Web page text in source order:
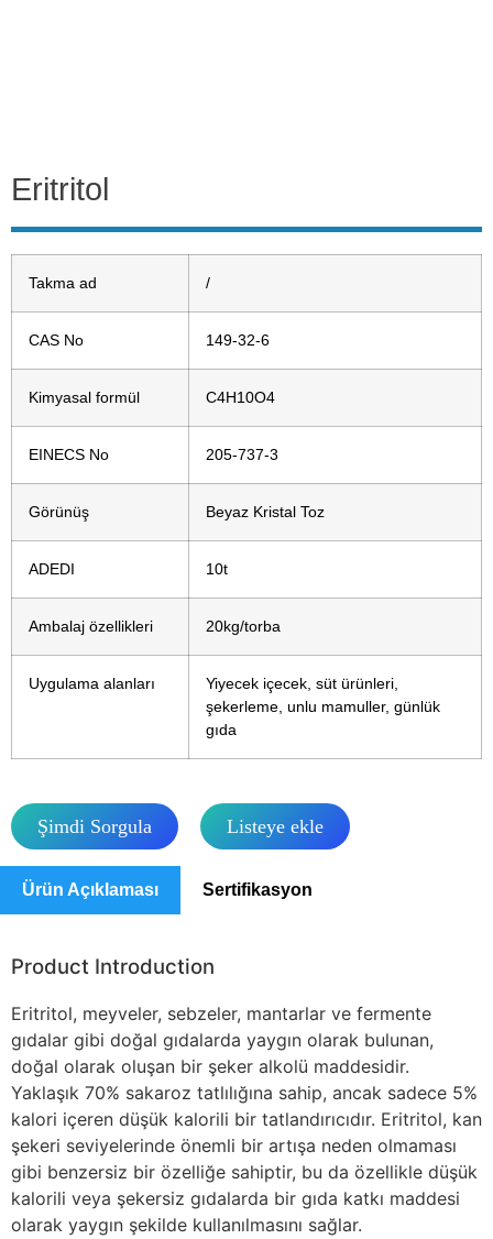
Eritritol
Takma ad /
CAS No 149-32-6
Kimyasal formül C4H10O4
EINECS No 205-737-3
Görünüş Beyaz Kristal Toz
ADEDI 10t
Ambalaj özellikleri 20kg/torba
Uygulama alanları
Yiyecek içecek, süt ürünleri,
şekerleme, unlu mamuller, günlük
gıda
Şimdi Sorgula Listeye ekle
Ürün Açıklaması Sertifikasyon
Product Introduction
Eritritol, meyveler, sebzeler, mantarlar ve fermente
gıdalar gibi doğal gıdalarda yaygın olarak bulunan,
doğal olarak oluşan bir şeker alkolü maddesidir.
Yaklaşık 70% sakaroz tatlılığına sahip, ancak sadece 5%
kalori içeren düşük kalorili bir tatlandırıcıdır. Eritritol, kan
şekeri seviyelerinde önemli bir artışa neden olmaması
gibi benzersiz bir özelliğe sahiptir, bu da özellikle düşük
kalorili veya şekersiz gıdalarda bir gıda katkı maddesi
olarak yaygın şekilde kullanılmasını sağlar.